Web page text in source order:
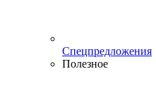
Спецпредложения
Полезное